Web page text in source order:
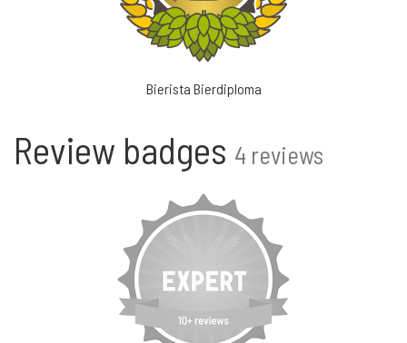
Bierista Bierdiploma
Review badges 4 reviews